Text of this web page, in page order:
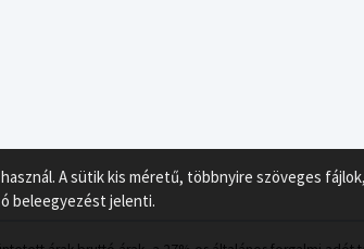
A sütik kis méretű, többnyire szöveges
beleegyezést jelenti.